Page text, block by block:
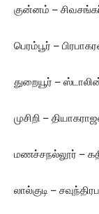
குன்னம் –
பெரம்பூர் –
துறையூர் –
முசிறி –
மணச்சநல்லூர் –
லால்குடி –